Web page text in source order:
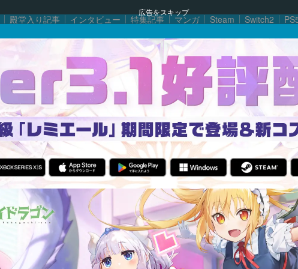
広告をスキップ
殿堂入り記事 インタビュー 特集記事 マンガ Steam Switch2